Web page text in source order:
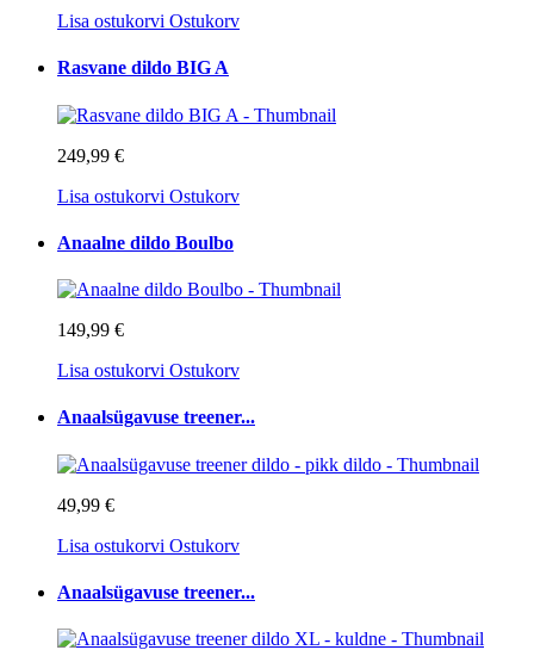
Lisa ostukorvi Ostukorv
Rasvane dildo BIG A
249,99 €
Lisa ostukorvi Ostukorv
Anaalne dildo Boulbo
149,99 €
Lisa ostukorvi Ostukorv
Anaalsügavuse treener...
49,99 €
Lisa ostukorvi Ostukorv
Anaalsügavuse treener...